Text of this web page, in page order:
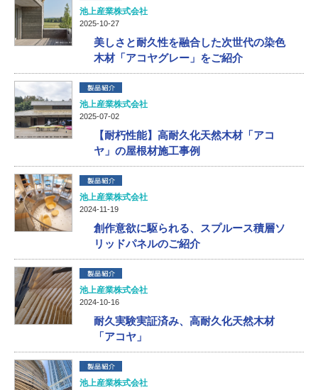
お気に入り 池上産業株式会社
2025-10-27
美しさと耐久性を融合した次世代の染色
木材「アコヤグレー」をご紹介
池上産業株式会社
2025-07-02
【耐朽性能】高耐久化天然木材「アコ
ヤ」の屋根材施工事例
池上産業株式会社
2024-11-19
創作意欲に駆られる、スプルース積層ソ
リッドパネルのご紹介
池上産業株式会社
2024-10-16
耐久実験実証済み、高耐久化天然木材
「アコヤ」
池上産業株式会社